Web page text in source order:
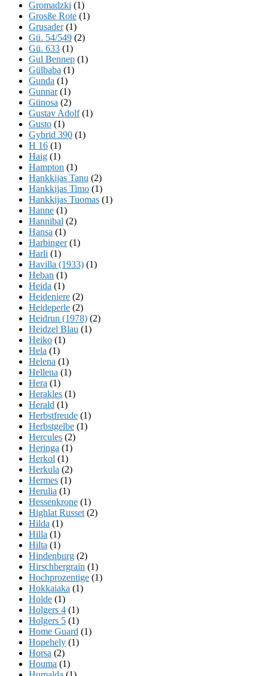
Gromadzki (1)
Grosße Rote (1)
Grusader(1)
Gü. 54/549 (2)
Gü. 633 (1)
Gul Bennep (1)
Gülbaba (1)
Gunda (1)
Gunnar(1)
Günosa (2)
Gustav Adolf(1)
Gusto (1)
Gybrid 390 (1)
H 16 (1)
Haig (1)
Hampton (1)
Hankkijas Tanu (2)
Hankkijas Timo (1)
Hankkijas Tuomas (1)
Hanne (1)
Hannibal (2)
Hansa (1)
Harbinger(1)
Harli (1)
Havilla (1933) (1)
Heban (1)
Heida (1)
Heideniere (2)
Heideperle (2)
Heidrun (1978) (2)
Heidzel Blau (1)
Heiko (1)
Hela (1)
Helena (1)
Hellena (1)
Hera (1)
Herakles (1)
Herald (1)
Herbstfreude (1)
Herbstgelbe (1)
Hercules (2)
Heringa (1)
Herkol (1)
Herkula (2)
Hermes (1)
Herulia (1)
Hessenkrone (1)
Highlat Russet (2)
Hilda (1)
Hilla (1)
Hilta (1)
Hindenburg (2)
Hirschbergrain (1)
Hochprozentige (1)
Hokkaiaka (1)
Holde (1)
Holgers 4 (1)
Holgers 5 (1)
Home Guard (1)
Hopehely (1)
Horsa (2)
Houma (1)